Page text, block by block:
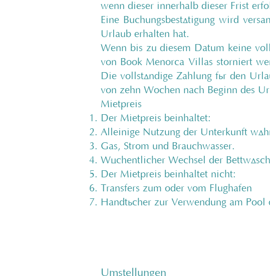
wenn dieser innerhalb dieser Frist
Eine Buchungsbestätigung wird
Urlaub erhalten hat.
Wenn bis zu diesem Datum keine
von Book Menorca Villas storniert
Die vollständige Zahlung für den
von zehn Wochen nach Beginn des
Mietpreis
Der Mietpreis beinhaltet:
Alleinige Nutzung der Unterkunft
Gas, Strom und Brauchwasser.
Wöchentlicher Wechsel der
Der Mietpreis beinhaltet nicht:
Transfers zum oder vom Flughafen
Handtücher zur Verwendung am Pool
Umstellungen